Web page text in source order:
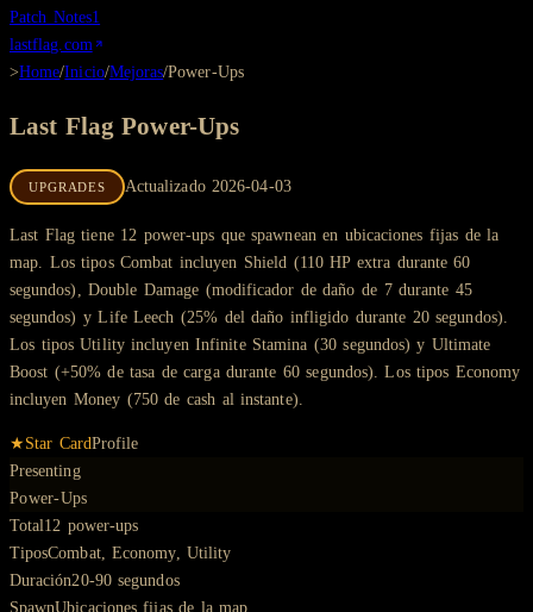
Patch Notes1
lastflag.com
>Home/Inicio/Mejoras/Power-Ups
Last FlagPower-Ups
UPGRADES Actualizado 2026-04-03
Last Flag tiene 12 power-ups que spawnean en ubicaciones fijas de la
map. Los tipos Combat incluyen Shield (110 HP extra durante 60
segundos), Double Damage (modificador de daño de 7 durante 45
segundos) y Life Leech (25% del daño infligido durante 20 segundos).
Los tipos Utility incluyen Infinite Stamina (30 segundos) y Ultimate
Boost (+50% de tasa de carga durante 60 segundos). Los tipos Economy
incluyen Money (750 de cash al instante).
★Star CardProfile
Presenting
Power-Ups
Total12 power-ups
TiposCombat, Economy, Utility
Duración20-90 segundos
SpawnUbicaciones fijas de la map